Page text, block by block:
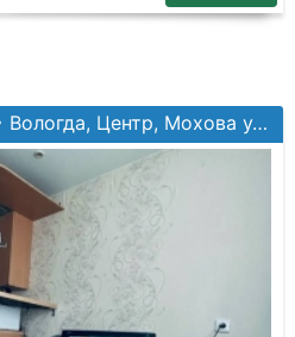
Вологда, Центр, Мохова ул, №37